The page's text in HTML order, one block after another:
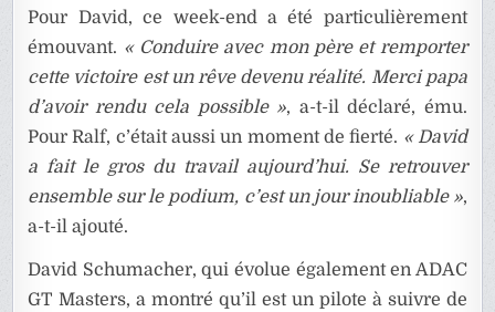
Pour David, ce week-end a été particulièrement
émouvant. « Conduire avec mon père et remporter
cette victoire est un rêve devenu réalité. Merci papa
d’avoir rendu cela possible », a-t-il déclaré, ému.
Pour Ralf, c’était aussi un moment de fierté. « David
a fait le gros du travail aujourd’hui. Se retrouver
ensemble sur le podium, c’est un jour inoubliable »,
a-t-il ajouté.
David Schumacher, qui évolue également en ADAC
GT Masters, a montré qu’il est un pilote à suivre de